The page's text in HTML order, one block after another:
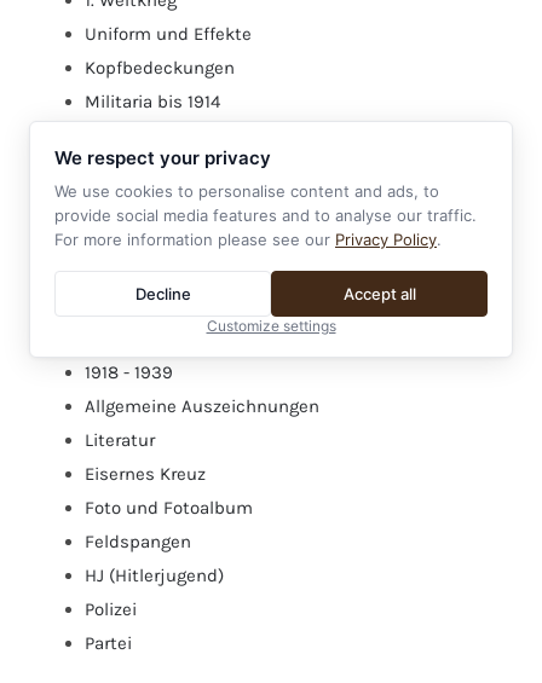
Uniform und Effekte
Kopfbedeckungen
Militaria bis 1914
Ab 1957
Ersatzteile und Zubehör
Verleihungstüten und Etuis
Sonstiges
Ausländische Auszeichnungen
1918 - 1939
Allgemeine Auszeichnungen
Literatur
Eisernes Kreuz
Foto und Fotoalbum
Feldspangen
HJ (Hitlerjugend)
Polizei
Partei
We respect your privacy
We use cookies to personalise content and ads, to
provide social media features and to analyse our traffic.
For more information please see our Privacy Policy.
Accept all
Decline
Customize settings